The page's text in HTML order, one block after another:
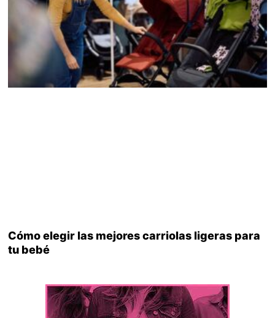
Cómo elegir las mejores carriolas ligeras para
tu bebé